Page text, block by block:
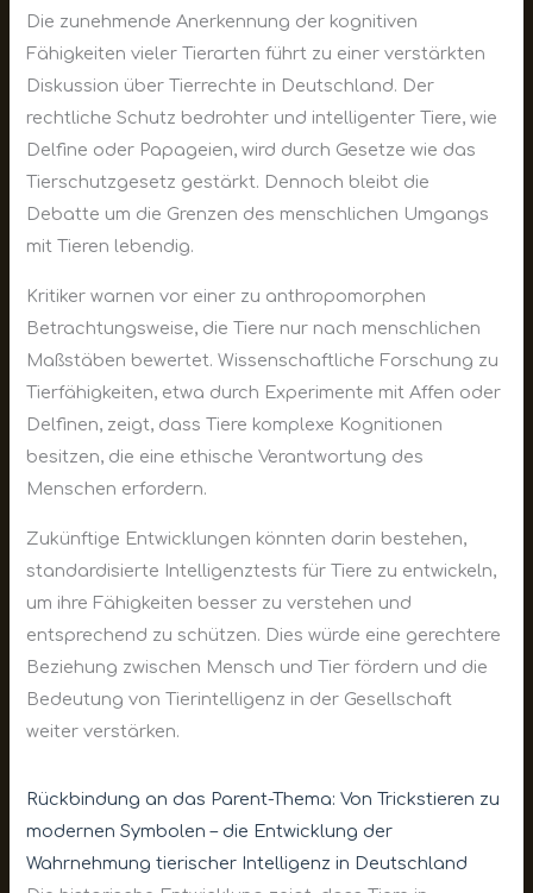
Die zunehmende Anerkennung der kognitiven
Fähigkeiten vieler Tierarten führt zu einer verstärkten
Diskussion über Tierrechte in Deutschland. Der
rechtliche Schutz bedrohter und intelligenter Tiere, wie
Delfine oder Papageien, wird durch Gesetze wie das
Tierschutzgesetz gestärkt. Dennoch bleibt die
Debatte um die Grenzen des menschlichen Umgangs
mit Tieren lebendig.
Kritiker warnen vor einer zu anthropomorphen
Betrachtungsweise, die Tiere nur nach menschlichen
Maßstäben bewertet. Wissenschaftliche Forschung zu
Tierfähigkeiten, etwa durch Experimente mit Affen oder
Delfinen, zeigt, dass Tiere komplexe Kognitionen
besitzen, die eine ethische Verantwortung des
Menschen erfordern.
Zukünftige Entwicklungen könnten darin bestehen,
standardisierte Intelligenztests für Tiere zu entwickeln,
um ihre Fähigkeiten besser zu verstehen und
entsprechend zu schützen. Dies würde eine gerechtere
Beziehung zwischen Mensch und Tier fördern und die
Bedeutung von Tierintelligenz in der Gesellschaft
weiter verstärken.
Rückbindung an das Parent-Thema: Von Trickstieren zu
modernen Symbolen – die Entwicklung der
Wahrnehmung tierischer Intelligenz in Deutschland